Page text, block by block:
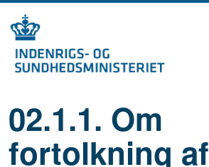
02.1.1. Om
fortolkning af